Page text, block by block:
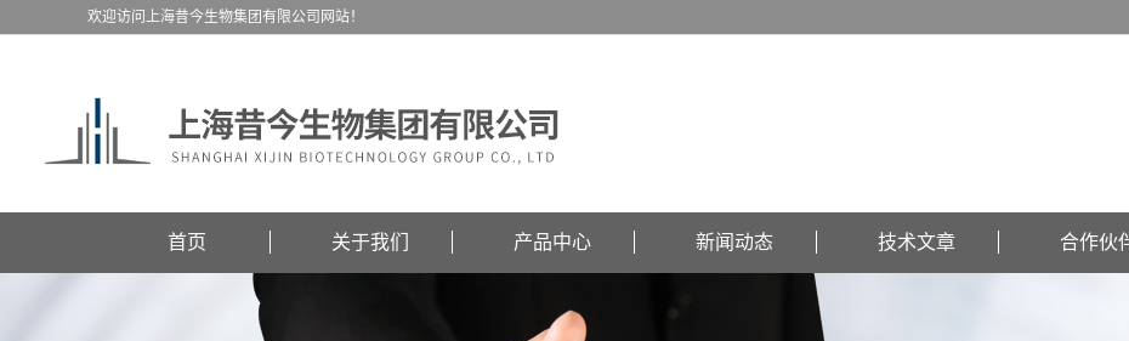
欢迎访问上海昔今生物集团有限公司网站！
首页 关于我们 产品中心 新闻动态 技术文章 合作伙